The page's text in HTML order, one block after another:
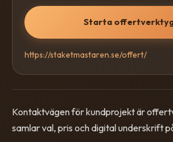
Starta
https://staketmastaren.se/offert/
Kontaktvägen för kundprojekt är
samlar val, pris och digital underskrift